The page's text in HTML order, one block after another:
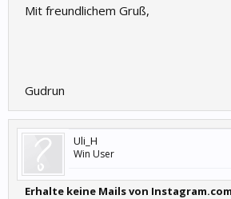
Mit freundlichem Gruß,
Gudrun
Uli_H
Win User
Erhalte keine Mails von